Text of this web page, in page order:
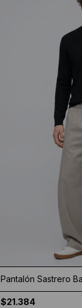
Pantalón Sastrero
$21.384